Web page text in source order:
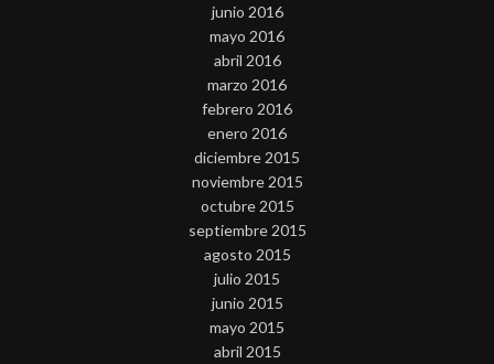
junio 2016
mayo 2016
abril 2016
marzo 2016
febrero 2016
enero 2016
diciembre 2015
noviembre 2015
octubre 2015
septiembre 2015
agosto 2015
julio 2015
junio 2015
mayo 2015
abril 2015